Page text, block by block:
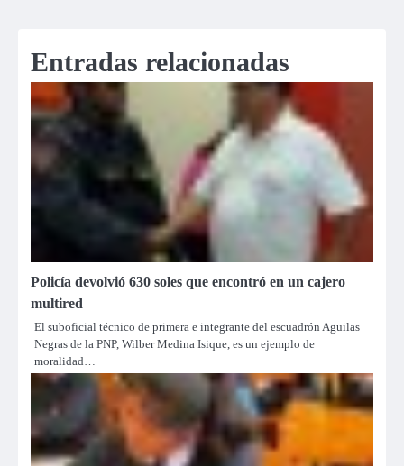
Entradas relacionadas
Policía devolvió 630 soles que encontró en un cajero
multired
El suboficial técnico de primera e integrante del escuadrón Aguilas
Negras de la PNP, Wilber Medina Isique, es un ejemplo de
moralidad…